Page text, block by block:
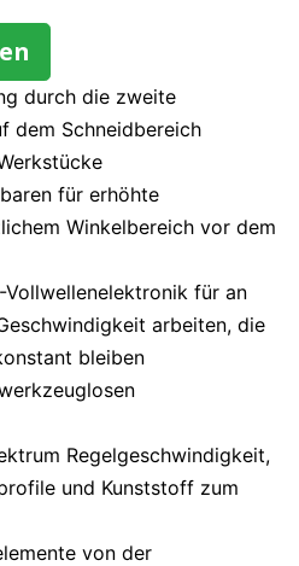
durch die zweite
dem Schneidbereich
für erhöhte
Winkelbereich vor dem
für an
arbeiten, die
bleiben
Regelgeschwindigkeit,
und Kunststoff zum
von der